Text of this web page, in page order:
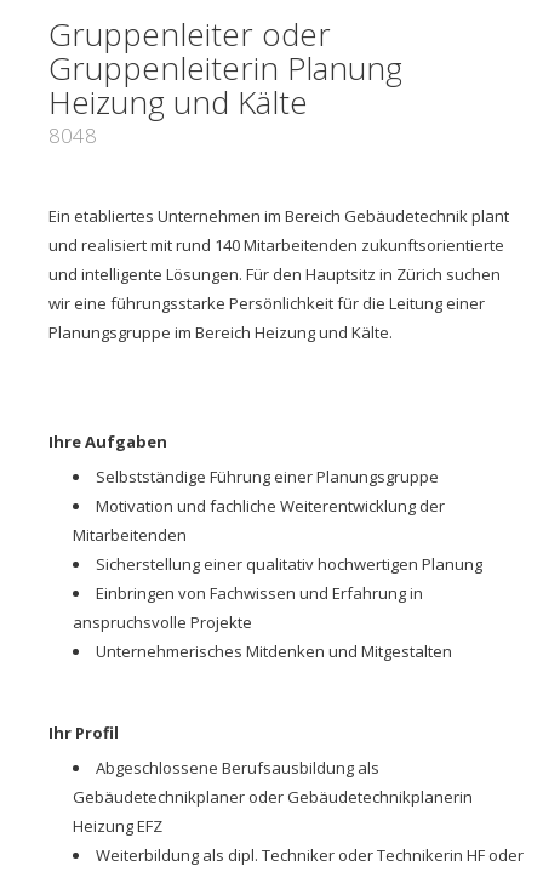
Gruppenleiter oder
Gruppenleiterin Planung
Heizung und Kälte
8048
Ein etabliertes Unternehmen im Bereich Gebäudetechnik plant
und realisiert mit rund 140 Mitarbeitenden zukunftsorientierte
und intelligente Lösungen. Für den Hauptsitz in Zürich suchen
wir eine führungsstarke Persönlichkeit für die Leitung einer
Planungsgruppe im Bereich Heizung und Kälte.
Ihre Aufgaben
Selbstständige Führung einer Planungsgruppe
Motivation und fachliche Weiterentwicklung der
Mitarbeitenden
Sicherstellung einer qualitativ hochwertigen Planung
Einbringen von Fachwissen und Erfahrung in
anspruchsvolle Projekte
Unternehmerisches Mitdenken und Mitgestalten
Ihr Profil
Abgeschlossene Berufsausbildung als
Gebäudetechnikplaner oder Gebäudetechnikplanerin
Heizung EFZ
Weiterbildung als dipl. Techniker oder Technikerin HF oder